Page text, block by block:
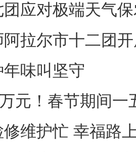
团应对极端天气
阿拉尔市十二团
味叫坚守
元！春节期间一
维护忙 幸福路